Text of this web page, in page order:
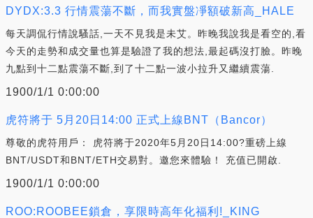
DYDX:3.3 行情震蕩不斷，而我實盤凈額破新高_HALE
每天調侃行情說騷話,一天不見我是未艾。昨晚我說我是看空的,看
今天的走勢和成交量也算是驗證了我的想法,最起碼沒打臉。昨晚
九點到十二點震蕩不斷,到了十二點一波小拉升又繼續震蕩.
1900/1/1 0:00:00
虎符將于 5月20日14:00 正式上線BNT（Bancor）
尊敬的虎符用戶： 虎符將于2020年5月20日14:00?重磅上線
BNT/USDT和BNT/ETH交易對。邀您來體驗！ 充值已開啟.
1900/1/1 0:00:00
ROO:ROOBEE鎖倉，享限時高年化福利!_KING